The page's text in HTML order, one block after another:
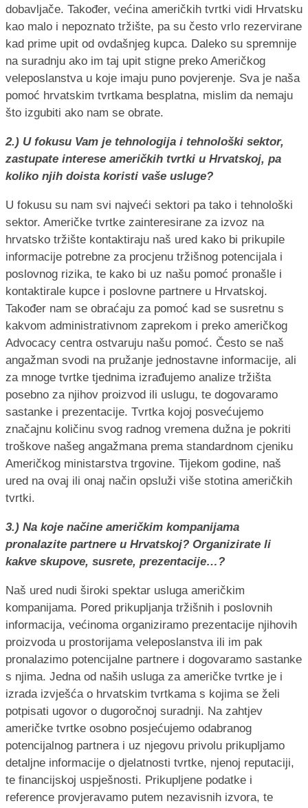
dobavljače. Također, većina američkih tvrtki vidi Hrvatsku
kao malo i nepoznato tržište, pa su često vrlo rezervirane
kad prime upit od ovdašnjeg kupca. Daleko su spremnije
na suradnju ako im taj upit stigne preko Američkog
veleposlanstva u koje imaju puno povjerenje. Sva je naša
pomoć hrvatskim tvrtkama besplatna, mislim da nemaju
što izgubiti ako nam se obrate.
2.) U fokusu Vam je tehnologija i tehnološki sektor,
zastupate interese američkih tvrtki u Hrvatskoj, pa
koliko njih doista koristi vaše usluge?
U fokusu su nam svi najveći sektori pa tako i tehnološki
sektor. Američke tvrtke zainteresirane za izvoz na
hrvatsko tržište kontaktiraju naš ured kako bi prikupile
informacije potrebne za procjenu tržišnog potencijala i
poslovnog rizika, te kako bi uz našu pomoć pronašle i
kontaktirale kupce i poslovne partnere u Hrvatskoj.
Također nam se obraćaju za pomoć kad se susretnu s
kakvom administrativnom zaprekom i preko američkog
Advocacy centra ostvaruju našu pomoć. Često se naš
angažman svodi na pružanje jednostavne informacije, ali
za mnoge tvrtke tjednima izrađujemo analize tržišta
posebno za njihov proizvod ili uslugu, te dogovaramo
sastanke i prezentacije. Tvrtka kojoj posvećujemo
značajnu količinu svog radnog vremena dužna je pokriti
troškove našeg angažmana prema standardnom cjeniku
Američkog ministarstva trgovine. Tijekom godine, naš
ured na ovaj ili onaj način opsluži više stotina američkih
tvrtki.
3.) Na koje načine američkim kompanijama
pronalazite partnere u Hrvatskoj? Organizirate li
kakve skupove, susrete, prezentacije…?
Naš ured nudi široki spektar usluga američkim
kompanijama. Pored prikupljanja tržišnih i poslovnih
informacija, većinoma organiziramo prezentacije njihovih
proizvoda u prostorijama veleposlanstva ili im pak
pronalazimo potencijalne partnere i dogovaramo sastanke
s njima. Jedna od naših usluga za američke tvrtke je i
izrada izvješća o hrvatskim tvrtkama s kojima se želi
potpisati ugovor o dugoročnoj suradnji. Na zahtjev
američke tvrtke osobno posjećujemo odabranog
potencijalnog partnera i uz njegovu privolu prikupljamo
detaljne informacije o djelatnosti tvrtke, njenoj reputaciji,
te financijskoj uspješnosti. Prikupljene podatke i
reference provjeravamo putem nezavisnih izvora, te